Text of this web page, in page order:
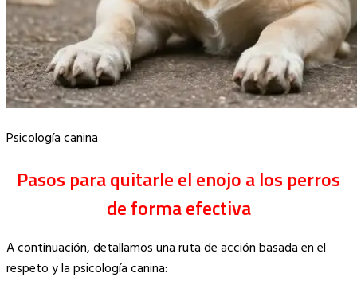
Psicología canina
Pasos para quitarle el enojo a los perros
de forma efectiva
A continuación, detallamos una ruta de acción basada en el
respeto y la psicología canina: